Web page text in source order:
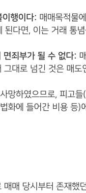
이행이다: 매매목적물
된다면, 이는 거래 통
면죄부가 될 수 없다:
대로 넘긴 것은 매도
망하였으므로, 피고
화에 들어간 비용 등)
매 당시부터 존재했